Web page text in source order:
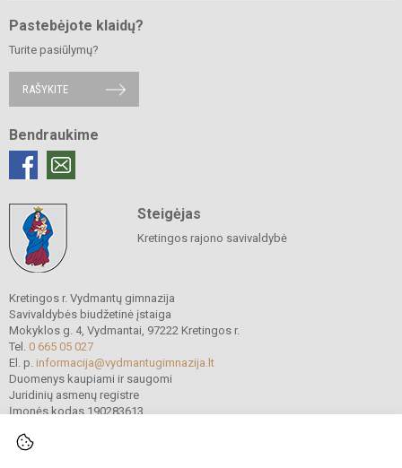
Pastebėjote klaidų?
Turite pasiūlymų?
RAŠYKITE
Bendraukime
Steigėjas
Kretingos rajono savivaldybė
Kretingos r. Vydmantų gimnazija
Savivaldybės biudžetinė įstaiga
Mokyklos g. 4, Vydmantai, 97222 Kretingos r.
Tel. 0 665 05 027
El. p. informacija@vydmantugimnazija.lt
Duomenys kaupiami ir saugomi
Juridinių asmenų registre
Įmonės kodas 190283613